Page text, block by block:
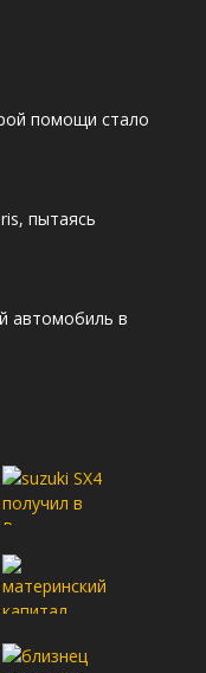
помощи стало
пытаясь
автомобиль в